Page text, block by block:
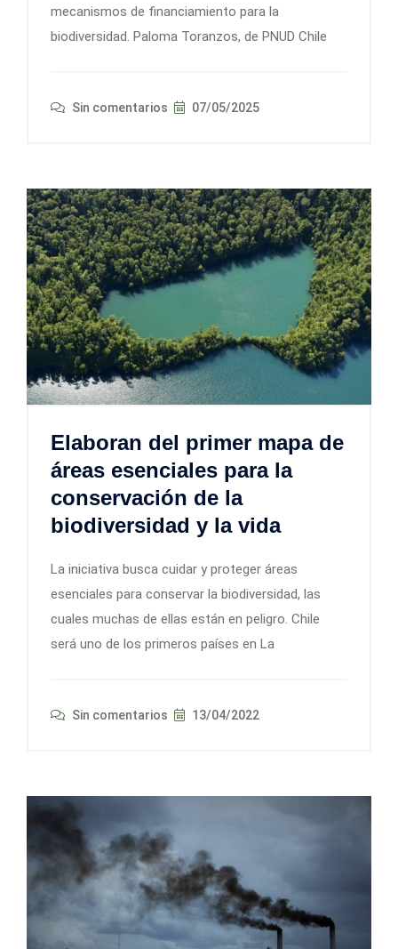
mecanismos de financiamiento para la
biodiversidad. Paloma Toranzos, de PNUD Chile
Sin comentarios 07/05/2025
Elaboran del primer mapa de
áreas esenciales para la
conservación de la
biodiversidad y la vida
La iniciativa busca cuidar y proteger áreas
esenciales para conservar la biodiversidad, las
cuales muchas de ellas están en peligro. Chile
será uno de los primeros países en La
Sin comentarios 13/04/2022